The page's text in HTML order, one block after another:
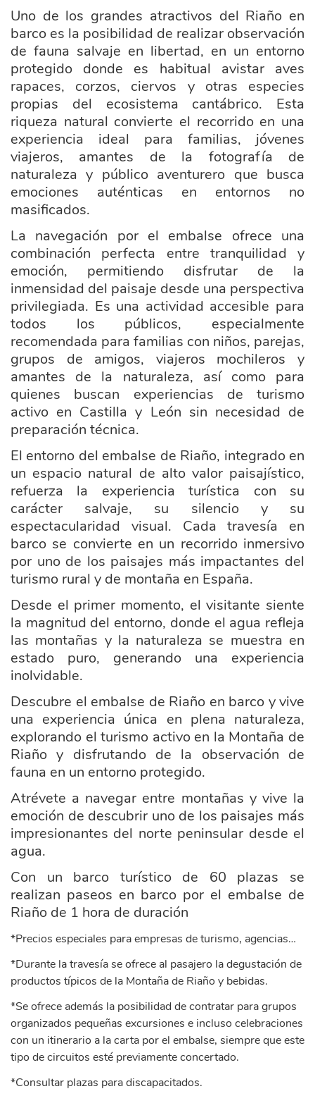
Uno de los grandes atractivos del Riaño en
barco es la posibilidad de realizar observación
de fauna salvaje en libertad, en un entorno
protegido donde es habitual avistar aves
rapaces, corzos, ciervos y otras especies
propias del ecosistema cantábrico. Esta
riqueza natural convierte el recorrido en una
experiencia ideal para familias, jóvenes
viajeros, amantes de la fotografía de
naturaleza y público aventurero que busca
emociones auténticas en entornos no
masificados.
La navegación por el embalse ofrece una
combinación perfecta entre tranquilidad y
emoción, permitiendo disfrutar de la
inmensidad del paisaje desde una perspectiva
privilegiada. Es una actividad accesible para
todos los públicos, especialmente
recomendada para familias con niños, parejas,
grupos de amigos, viajeros mochileros y
amantes de la naturaleza, así como para
quienes buscan experiencias de turismo
activo en Castilla y León sin necesidad de
preparación técnica.
El entorno del embalse de Riaño, integrado en
un espacio natural de alto valor paisajístico,
refuerza la experiencia turística con su
carácter salvaje, su silencio y su
espectacularidad visual. Cada travesía en
barco se convierte en un recorrido inmersivo
por uno de los paisajes más impactantes del
turismo rural y de montaña en España.
Desde el primer momento, el visitante siente
la magnitud del entorno, donde el agua refleja
las montañas y la naturaleza se muestra en
estado puro, generando una experiencia
inolvidable.
Descubre el embalse de Riaño en barco y vive
una experiencia única en plena naturaleza,
explorando el turismo activo en la Montaña de
Riaño y disfrutando de la observación de
fauna en un entorno protegido.
Atrévete a navegar entre montañas y vive la
emoción de descubrir uno de los paisajes más
impresionantes del norte peninsular desde el
agua.
Con un barco turístico de 60 plazas se
realizan paseos en barco por el embalse de
Riaño de 1 hora de duración
*Precios especiales para empresas de turismo, agencias…
*Durante la travesía se ofrece al pasajero la degustación de
productos típicos de la Montaña de Riaño y bebidas.
*Se ofrece además la posibilidad de contratar para grupos
organizados pequeñas excursiones e incluso celebraciones
con un itinerario a la carta por el embalse, siempre que este
tipo de circuitos esté previamente concertado.
*Consultar plazas para discapacitados.